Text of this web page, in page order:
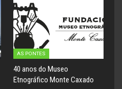
AS PONTES
40 anos do Museo
Etnográfico Monte Caxado